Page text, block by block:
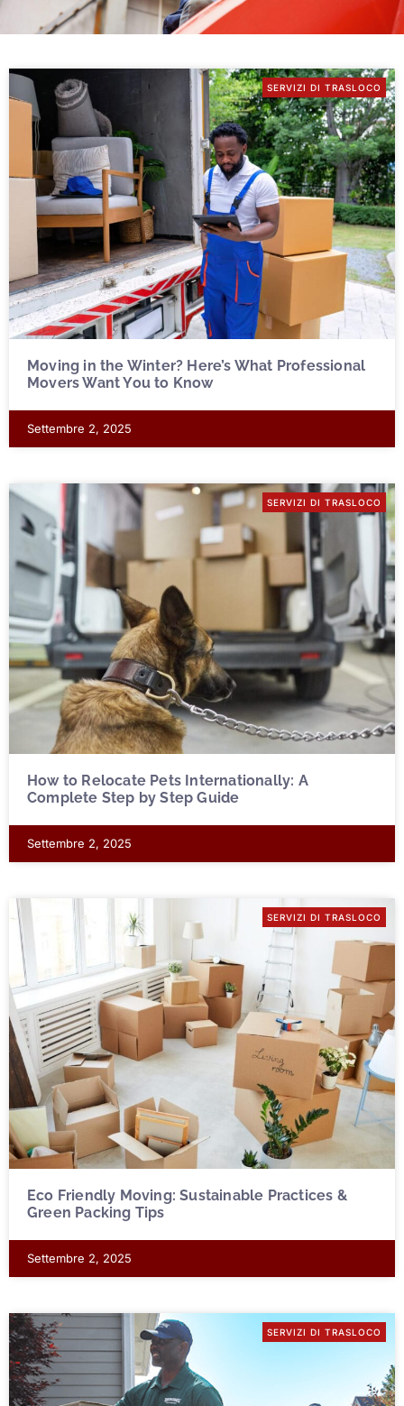
SERVIZI DI TRASLOCO
Moving in the Winter? Here’s What Professional
Movers Want You to Know
Settembre 2, 2025
SERVIZI DI TRASLOCO
How to Relocate Pets Internationally: A
Complete Step by Step Guide
Settembre 2, 2025
SERVIZI DI TRASLOCO
Eco Friendly Moving: Sustainable Practices &
Green Packing Tips
Settembre 2, 2025
SERVIZI DI TRASLOCO